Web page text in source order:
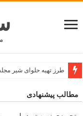
جدید ترین مدل های پافر
مطالب پیشنهادی